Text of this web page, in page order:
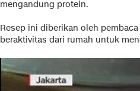
mengandung protein.
Resep ini diberikan oleh pembaca
beraktivitas dari rumah untuk